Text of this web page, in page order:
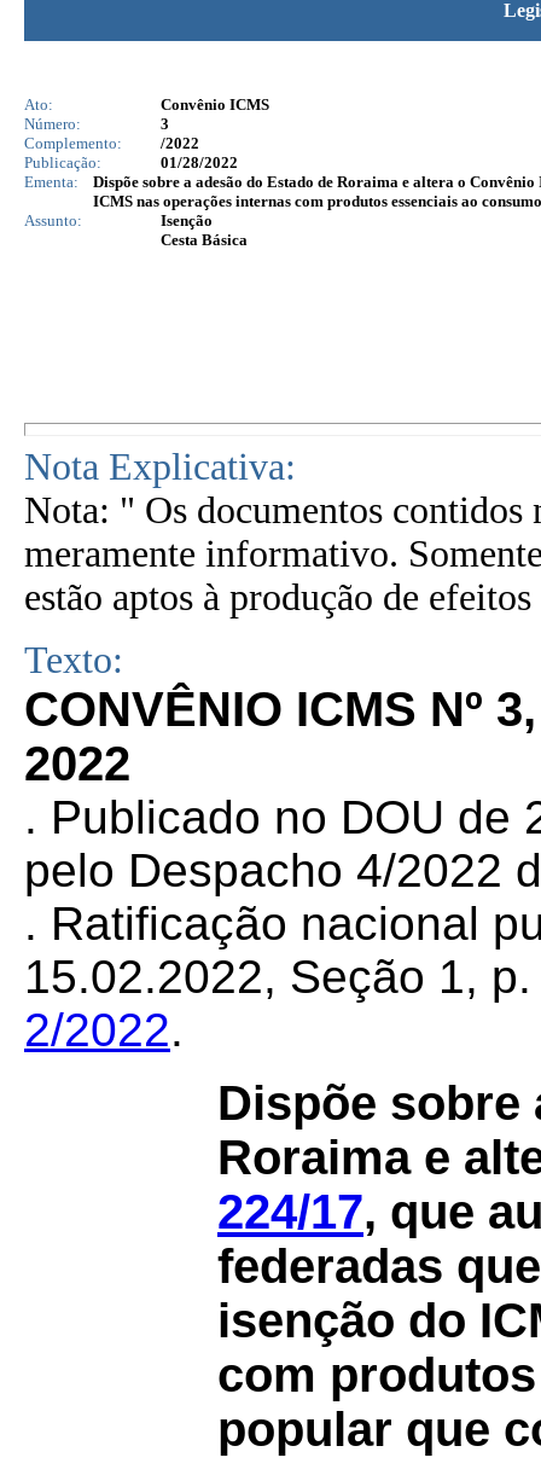
Ato:
Convênio ICMS
Número:
3
Complemento:
/2022
Publicação:
01/28/2022
Ementa:
Dispõe sobre a adesão do Estado de Roraima e altera o
ICMS nas operações internas com produtos essenciais ao
Assunto:
Isenção
Cesta Básica
Nota Explicativa:
Nota: " Os documentos contidos
meramente informativo.
estão aptos à produção de
Texto:
CONVÊNIO ICMS Nº
2022
. Publicado no DOU de
pelo Despacho 4/2022
. Ratificação nacional
15.02.2022, Seção 1,
2/2022.
Dispõe sobre
Roraima e
224/17, que
federadas
isenção do
com
popular que